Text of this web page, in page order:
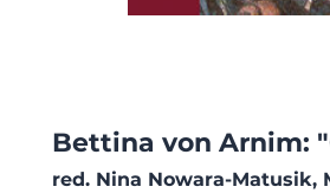
Bettina von Arnim:
red. Nina Nowara-Matusik,